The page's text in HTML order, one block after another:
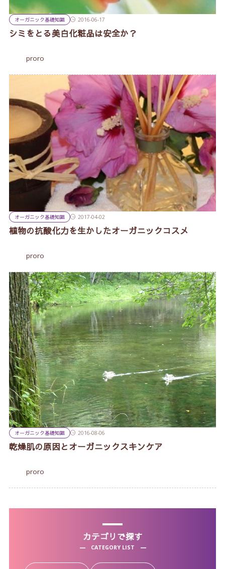
オーガニック基礎知識 2016-06-17
シミをとる美白化粧品は安全か？
proro
オーガニック基礎知識 2017-04-02
植物の抗酸化力を生かしたオーガニックコスメ
proro
オーガニック基礎知識 2016-08-06
乾燥肌の原因とオーガニックスキンケア
proro
カテゴリで探す
CATEGORY LIST